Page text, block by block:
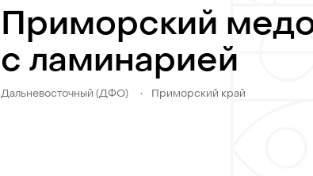
Приморский
с ламинарией
Дальневосточный (ДФО) • Приморский край